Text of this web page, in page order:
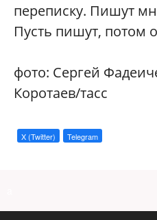
переписку. Пишут
Пусть пишут, потом
фото: Сергей
Коротаев/тасс
X (Twitter) Telegram